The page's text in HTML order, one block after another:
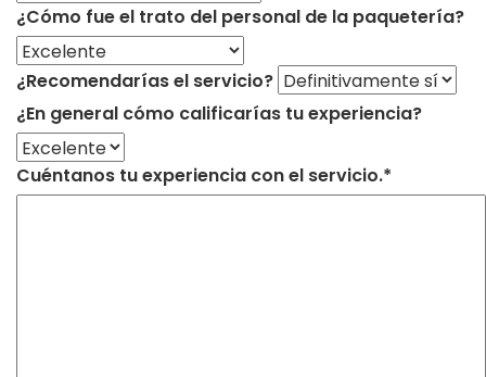
¿Cómo fue el trato del personal de la paquetería?
¿Recomendarías el servicio?
¿En general cómo calificarías tu experiencia?
Cuéntanos tu experiencia con el servicio.*